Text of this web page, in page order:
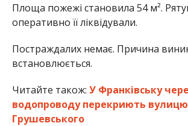
Площа пожежі становила 54 м².
оперативно її ліквідували.
Постраждалих немає. Причина
встановлюється.
Читайте також: У Франківську
водопроводу перекриють вулицю
Грушевського